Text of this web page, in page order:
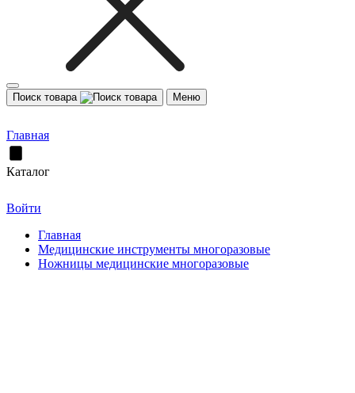
Поиск товара Меню
Главная
Каталог
Войти
Главная
Медицинские инструменты многоразовые
Ножницы медицинские многоразовые